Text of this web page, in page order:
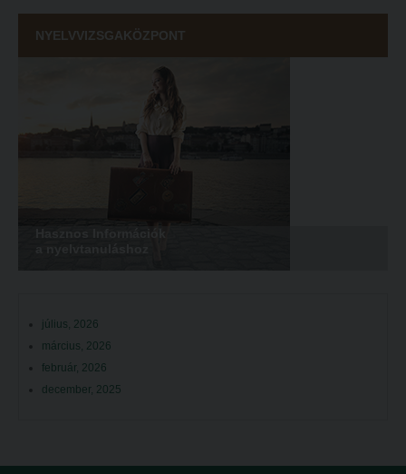
NYELVVIZSGAKÖZPONT
július, 2026
március, 2026
február, 2026
december, 2025